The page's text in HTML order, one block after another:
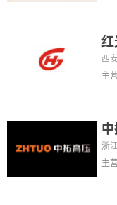
红
西
主
浙
主